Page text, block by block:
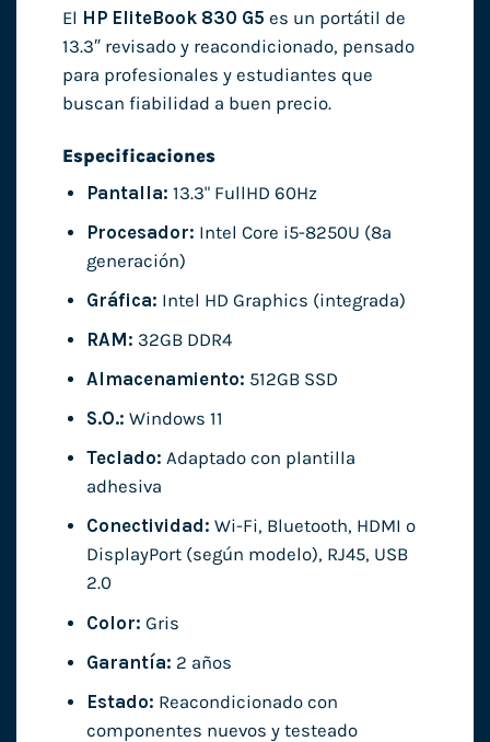
El HP EliteBook 830 G5 es un portátil de
13.3″ revisado y reacondicionado, pensado
para profesionales y estudiantes que
buscan fiabilidad a buen precio.
Especificaciones
Pantalla: 13.3" FullHD 60Hz
Procesador: Intel Core i5-8250U (8ª
generación)
Gráfica: Intel HD Graphics (integrada)
RAM: 32GB DDR4
Almacenamiento: 512GB SSD
S.O.: Windows 11
Teclado: Adaptado con plantilla
adhesiva
Conectividad: Wi-Fi, Bluetooth, HDMI o
DisplayPort (según modelo), RJ45, USB
2.0
Color: Gris
Garantía: 2 años
Estado: Reacondicionado con
componentes nuevos y testeado